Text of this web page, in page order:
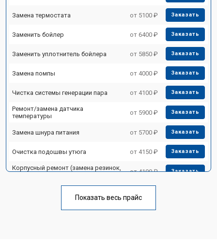
Замена термостата от 5100 ₽ Заказать
Заменить бойлер от 6400 ₽ Заказать
Заменить уплотнитель бойлера от 5850 ₽ Заказать
Замена помпы от 4000 ₽ Заказать
Чистка системы генерации пара от 4100 ₽ Заказать
Ремонт/замена датчика
температуры
от 5900 ₽ Заказать
Замена шнура питания от 5700 ₽ Заказать
Очистка подошвы утюга от 4150 ₽ Заказать
Корпусный ремонт (замена резинок,
от 4100 ₽ Заказать
Замена клапана давления от 5850 ₽
Показать весь прайс